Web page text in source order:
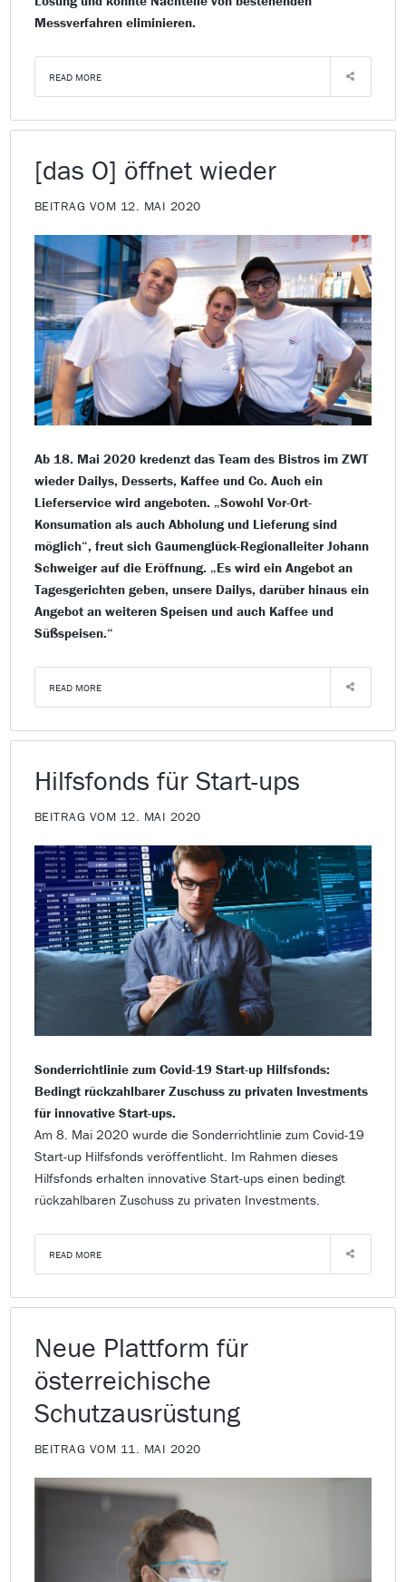
Messverfahren eliminieren.
READ MORE
[das O] öffnet wieder
BEITRAG VOM 12. MAI 2020
Ab 18. Mai 2020 kredenzt das Team des Bistros im ZWT
wieder Dailys, Desserts, Kaffee und Co. Auch ein
Lieferservice wird angeboten. „Sowohl Vor-Ort-
Konsumation als auch Abholung und Lieferung sind
möglich“, freut sich Gaumenglück-Regionalleiter Johann
Schweiger auf die Eröffnung. „Es wird ein Angebot an
Tagesgerichten geben, unsere Dailys, darüber hinaus ein
Angebot an weiteren Speisen und auch Kaffee und
Süßspeisen.“
READ MORE
Hilfsfonds für Start-ups
BEITRAG VOM 12. MAI 2020
Sonderrichtlinie zum Covid-19 Start-up Hilfsfonds:
Bedingt rückzahlbarer Zuschuss zu privaten Investments
für innovative Start-ups.
Am 8. Mai 2020 wurde die Sonderrichtlinie zum Covid-19
Start-up Hilfsfonds veröffentlicht. Im Rahmen dieses
Hilfsfonds erhalten innovative Start-ups einen bedingt
rückzahlbaren Zuschuss zu privaten Investments.
READ MORE
Neue Plattform für
österreichische
Schutzausrüstung
BEITRAG VOM 11. MAI 2020